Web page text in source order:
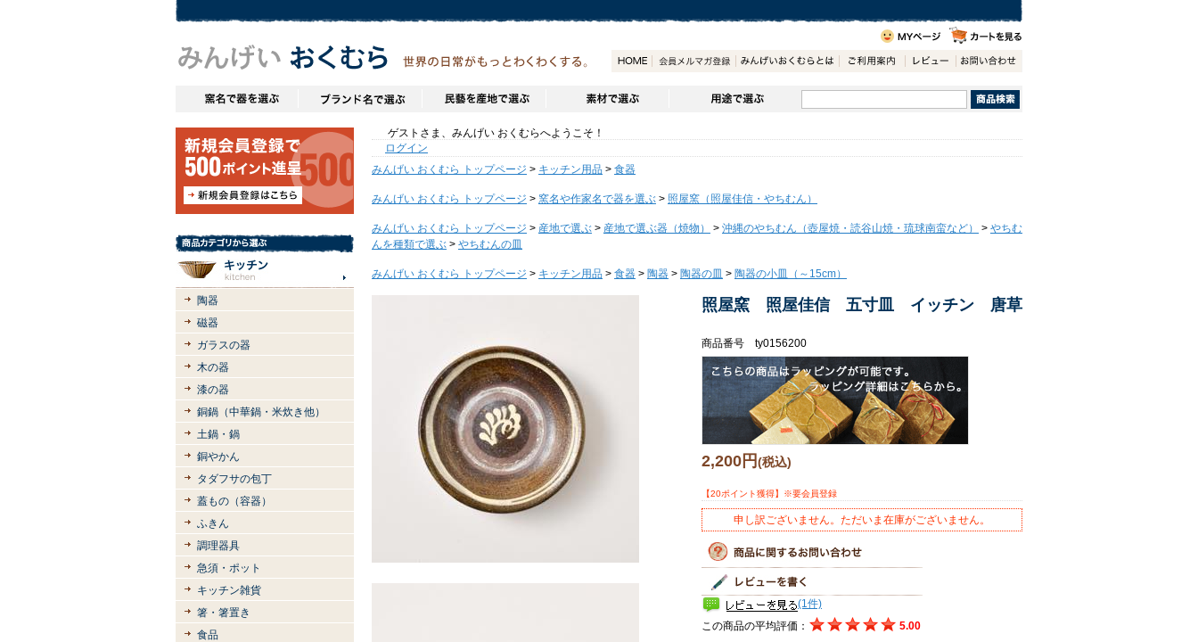
陶器
磁器
ガラスの器
木の器
漆の器
銅鍋（中華鍋・米炊き他）
土鍋・鍋
銅やかん
タダフサの包丁
蓋もの（容器）
ふきん
調理器具
急須・ポット
キッチン雑貨
箸・箸置き
食品
ゲストさま、みんげい おくむらへようこそ！
ログイン
みんげい おくむら トップページ > キッチン用品 > 食器
みんげい おくむら トップページ > 窯名や作家名で器を選ぶ > 照屋窯（照屋佳信・やちむん）
みんげい おくむら トップページ > 産地で選ぶ > 産地で選ぶ器（焼物） > 沖縄のやちむん（壺屋焼・読谷山焼・琉球南蛮など） > やちむ
んを種類で選ぶ > やちむんの皿
みんげい おくむら トップページ > キッチン用品 > 食器 > 陶器 > 陶器の皿 > 陶器の小皿（～15cm）
照屋窯 照屋佳信 五寸皿 イッチン 唐草
商品番号 ty0156200
2,200円(税込)
【20ポイント獲得】※要会員登録
申し訳ございません。ただいま在庫がございません。
(1件)
この商品の平均評価：
5.00